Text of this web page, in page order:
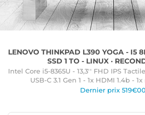
LENOVO THINKPAD L390 YOGA - I5
SSD 1 TO - LINUX ·
Intel Core i5-8365U - 13,3'' FHD IPS
USB-C 3.1 Gen 1 - 1x HDMI 1.4b -
Dernier prix 519€00